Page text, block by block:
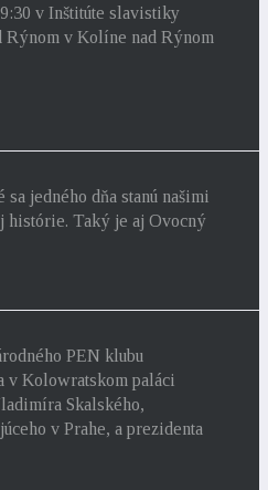
v Inštitúte slavistiky
v Kolíne nad Rýnom
sa jedného dňa stanú našimi
histórie. Taký je aj Ovocný
PEN klubu
v Kolowratskom paláci
Skalského,
v Prahe, a prezidenta